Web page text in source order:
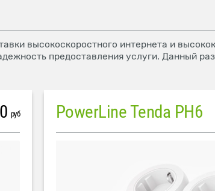
высокоскоростного интернета и
предоставления услуги. Данный
Mesh система TP-Link Deco M4 (3 устройства)руб PowerLine Tenda PH6